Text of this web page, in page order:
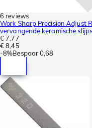
6 reviews
Work Sharp Precision Adjust
vervangende keramische
€ 7,77
€ 8,45
-8%Bespaar0,68